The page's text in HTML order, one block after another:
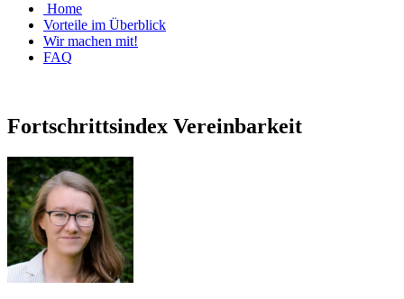
Home
Vorteile im Überblick
Wir machen mit!
FAQ
Fortschrittsindex Vereinbarkeit